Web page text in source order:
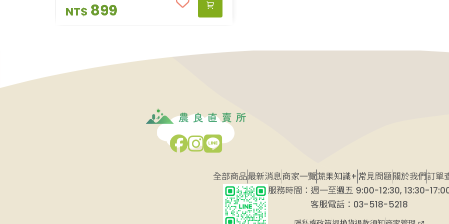
維持Ｑ度，常見紫米也同樣為長糯米的
NT$ 899
全部商品最新消息商家一覽蔬果知識+常見問題關於我們訂單
服務時間：週一至週五 9:00-12:30, 13:30-
客服電話：03-518-5218